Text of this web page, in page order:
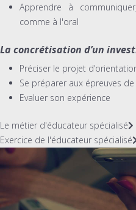
Apprendre à
comme à l'oral
La concrétisation d’un
Préciser le projet
Se préparer aux épreuves
Evaluer son expérience
Le métier d'éducateur spécialisé
Exercice de l'éducateur spécialisé